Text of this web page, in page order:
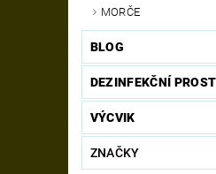
MORČE
BLOG
DEZINFEKČNÍ
VÝCVIK
ZNAČKY